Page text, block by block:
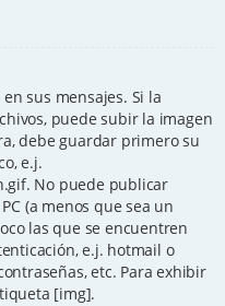
sus mensajes. Si la
puede subir la imagen
debe guardar primero su
e.j.
No puede publicar
(a menos que sea un
las que se encuentren
e.j. hotmail o
etc. Para exhibir
[img].